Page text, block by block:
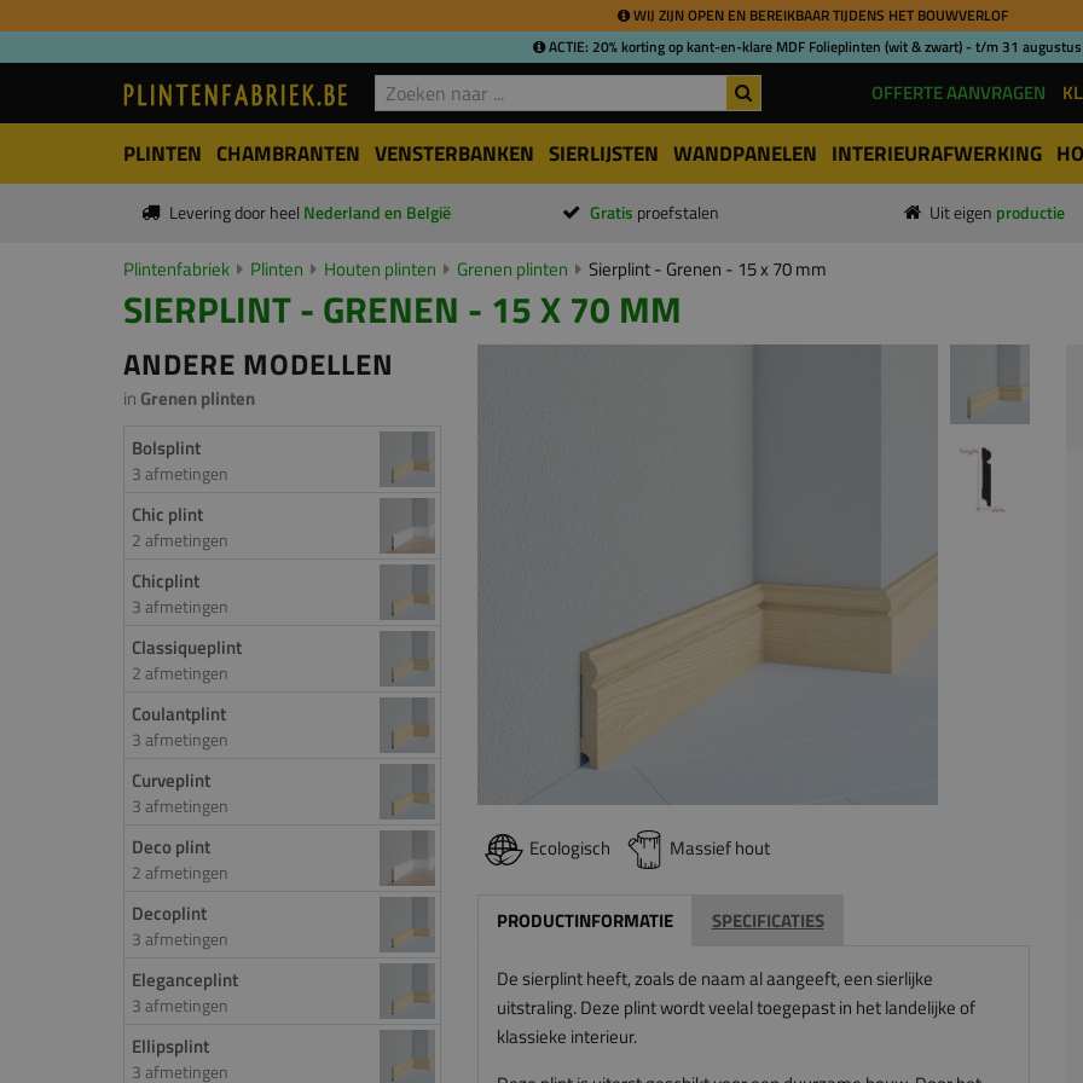
WIJ ZIJN OPEN EN BEREIKBAAR TIJDENS HET BOUWVERLOF
ACTIE: 20% korting op kant-en-klare MDF Folieplinten (wit & zwart) - t/m 31
OFFERTE AANVRAGEN
PLINTEN CHAMBRANTEN VENSTERBANKEN SIERLIJSTEN WANDPANELEN INTERIEURAFWERKING
Levering door heel Nederland en België Gratis proefstalen Uit eigen productie
Plintenfabriek Plinten Houten plinten Grenen plinten Sierplint - Grenen - 15 x 70 mm
SIERPLINT - GRENEN - 15 X 70 MM
ANDERE MODELLEN
in Grenen plinten
Bolsplint
3 afmetingen
Chic plint
2 afmetingen
Chicplint
3 afmetingen
Classiqueplint
2 afmetingen
Coulantplint
3 afmetingen
Curveplint
3 afmetingen
Deco plint
2 afmetingen
Decoplint
3 afmetingen
Eleganceplint
3 afmetingen
Ellipsplint
3 afmetingen
Ecologisch Massief hout
PRODUCTINFORMATIE SPECIFICATIES
De sierplint heeft, zoals de naam al aangeeft, een sierlijke
uitstraling. Deze plint wordt veelal toegepast in het landelijke of
klassieke interieur.